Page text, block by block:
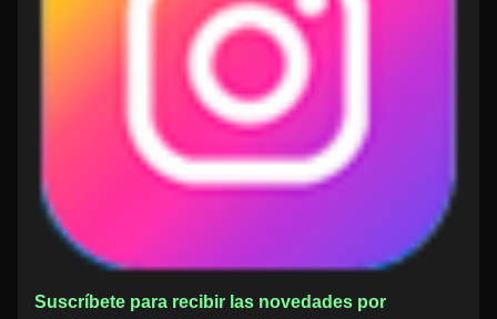
Suscríbete para recibir las novedades por